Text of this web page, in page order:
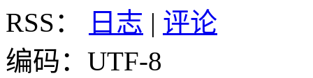
RSS：
日志 | 评论
编码：UTF-8